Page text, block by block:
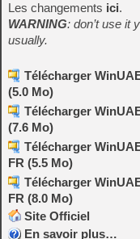
Les changements ici.
WARNING: don’t use it
usually.
Télécharger
(5.0 Mo)
Télécharger
(7.6 Mo)
Télécharger
FR (5.5 Mo)
Télécharger
FR (8.0 Mo)
Site Officiel
En savoir plus…